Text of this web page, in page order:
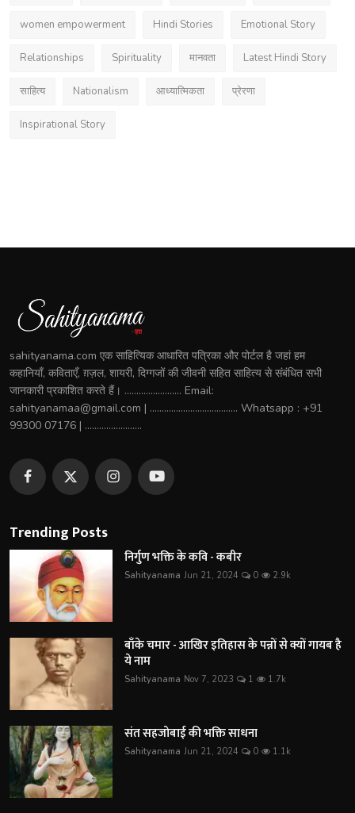
women empowerment Hindi Stories Emotional Story
Relationships Spirituality मानवता Latest Hindi Story
साहित्य Nationalism आध्यात्मिकता प्रेरणा
Inspirational Story
sahityanama.com एक साहित्यिक आधारित पत्रिका और पोर्टल है जहां हम
कहानियाँ, कविताएँ, ग़ज़ल, शायरी, दिग्गजों की जीवनी सहित साहित्य से संबंधित सभी
जानकारी प्रकाशित करते हैं। ........................ Email:
sahityanamaa@gmail.com | ..................................... Whatsapp : +91
99300 07176 | ........................
Trending Posts
निर्गुण भक्ति के कवि - कबीर
Sahityanama Jun 21, 2024 0 2.9k
बाँके चमार - आखिर इतिहास के पन्नों से क्यों गायब है
ये नाम
Sahityanama Nov 7, 2023 1 1.7k
संत सहजोबाई की भक्ति साधना
Sahityanama Jun 21, 2024 0 1.1k